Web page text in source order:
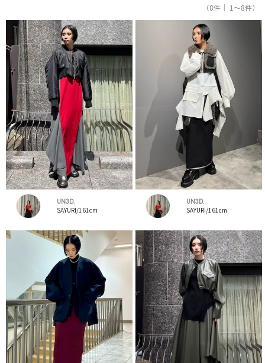
（8件｜ 1～8件）
UN3D.
SAYURI/161cm
UN3D.
SAYURI/161cm